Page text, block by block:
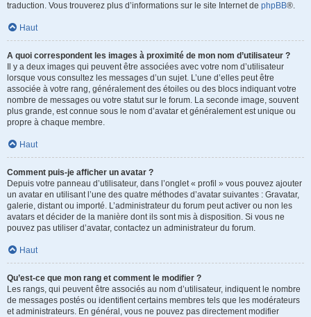
traduction. Vous trouverez plus d’informations sur le site Internet de phpBB®.
Haut
A quoi correspondent les images à proximité de mon nom d’utilisateur ?
Il y a deux images qui peuvent être associées avec votre nom d’utilisateur
lorsque vous consultez les messages d’un sujet. L’une d’elles peut être
associée à votre rang, généralement des étoiles ou des blocs indiquant votre
nombre de messages ou votre statut sur le forum. La seconde image, souvent
plus grande, est connue sous le nom d’avatar et généralement est unique ou
propre à chaque membre.
Haut
Comment puis-je afficher un avatar ?
Depuis votre panneau d’utilisateur, dans l’onglet « profil » vous pouvez ajouter
un avatar en utilisant l’une des quatre méthodes d’avatar suivantes : Gravatar,
galerie, distant ou importé. L’administrateur du forum peut activer ou non les
avatars et décider de la manière dont ils sont mis à disposition. Si vous ne
pouvez pas utiliser d’avatar, contactez un administrateur du forum.
Haut
Qu’est-ce que mon rang et comment le modifier ?
Les rangs, qui peuvent être associés au nom d’utilisateur, indiquent le nombre
de messages postés ou identifient certains membres tels que les modérateurs
et administrateurs. En général, vous ne pouvez pas directement modifier